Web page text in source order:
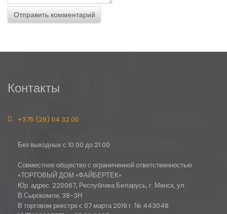
Контакты
+375 (29) 114 32 00
Без выходных с 10.00 до 21.00
Совместное общество с ограниченной ответственностью
«ТОРГОВЫЙ ДОМ «ФАЙБЕРТЕК»
Юр. адрес: 220067, Республика Беларусь, г. Минск, ул.
В.Сырокомли, 38-3Н
В торговом реестре с 07 марта 2019 г. № 443048